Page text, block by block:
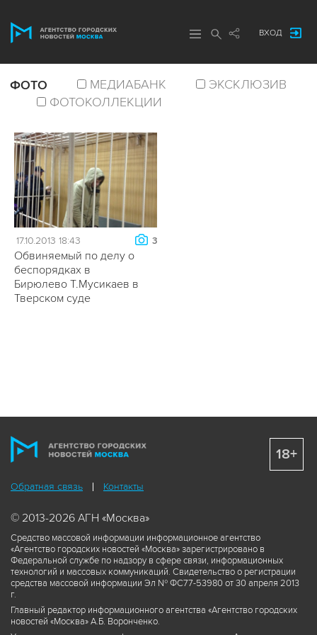
ВХОД
ФОТО МЕДИАБАНК
ЭКСКЛЮЗИВ
ФОТОКОЛЛЕКЦИИ
17.10.2013 18:43 3
Обвиняемый по делу о
беспорядках в
Бирюлево Т.Мусикаев в
Тверском суде
Обратная связь Контакты
© 2013-2026 АГН «Москва»
Средство массовой информации информационное агентство
«Агентство городских новостей «Москва» зарегистрировано в
Федеральной службе по надзору в сфере связи, информационных
технологий и массовых коммуникаций. Свидетельство о регистрации
средства массовой информации Эл № ФС77-53980 от 30 апреля 2013
г.
Главный редактор информационного агентства «Агентство городских
новостей «Москва» А.Б. Воронченко.
18+